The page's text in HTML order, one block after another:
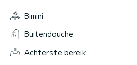
Bimini
Buitendouche
Achterste bereik